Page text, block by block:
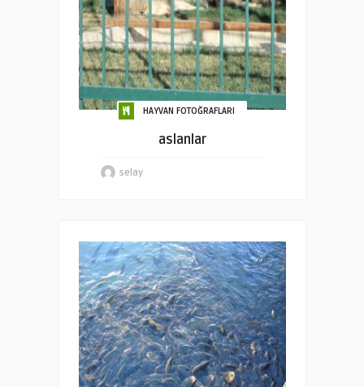
HAYVAN FOTOĞRAFLARI
aslanlar
selay